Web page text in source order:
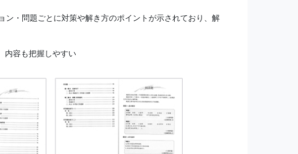
・問題ごとに対策や解き方のポイントが示されており、解
内容も把握しやすい